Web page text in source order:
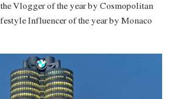
Vlogger of the year by Cosmopolitan
Influencer of the year by Monaco